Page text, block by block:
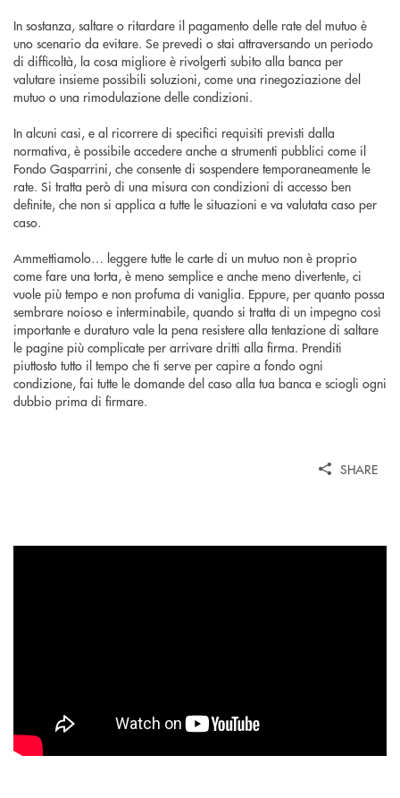
In sostanza, saltare o ritardare il pagamento delle rate del mutuo è
uno scenario da evitare. Se prevedi o stai attraversando un periodo
di difficoltà, la cosa migliore è rivolgerti subito alla banca per
valutare insieme possibili soluzioni, come una rinegoziazione del
mutuo o una rimodulazione delle condizioni.
In alcuni casi, e al ricorrere di specifici requisiti previsti dalla
normativa, è possibile accedere anche a strumenti pubblici come il
Fondo Gasparrini, che consente di sospendere temporaneamente le
rate. Si tratta però di una misura con condizioni di accesso ben
definite, che non si applica a tutte le situazioni e va valutata caso per
caso.
Ammettiamolo… leggere tutte le carte di un mutuo non è proprio
come fare una torta, è meno semplice e anche meno divertente, ci
vuole più tempo e non profuma di vaniglia. Eppure, per quanto possa
sembrare noioso e interminabile, quando si tratta di un impegno così
importante e duraturo vale la pena resistere alla tentazione di saltare
le pagine più complicate per arrivare dritti alla firma. Prenditi
piuttosto tutto il tempo che ti serve per capire a fondo ogni
condizione, fai tutte le domande del caso alla tua banca e sciogli ogni
dubbio prima di firmare.
SHARE